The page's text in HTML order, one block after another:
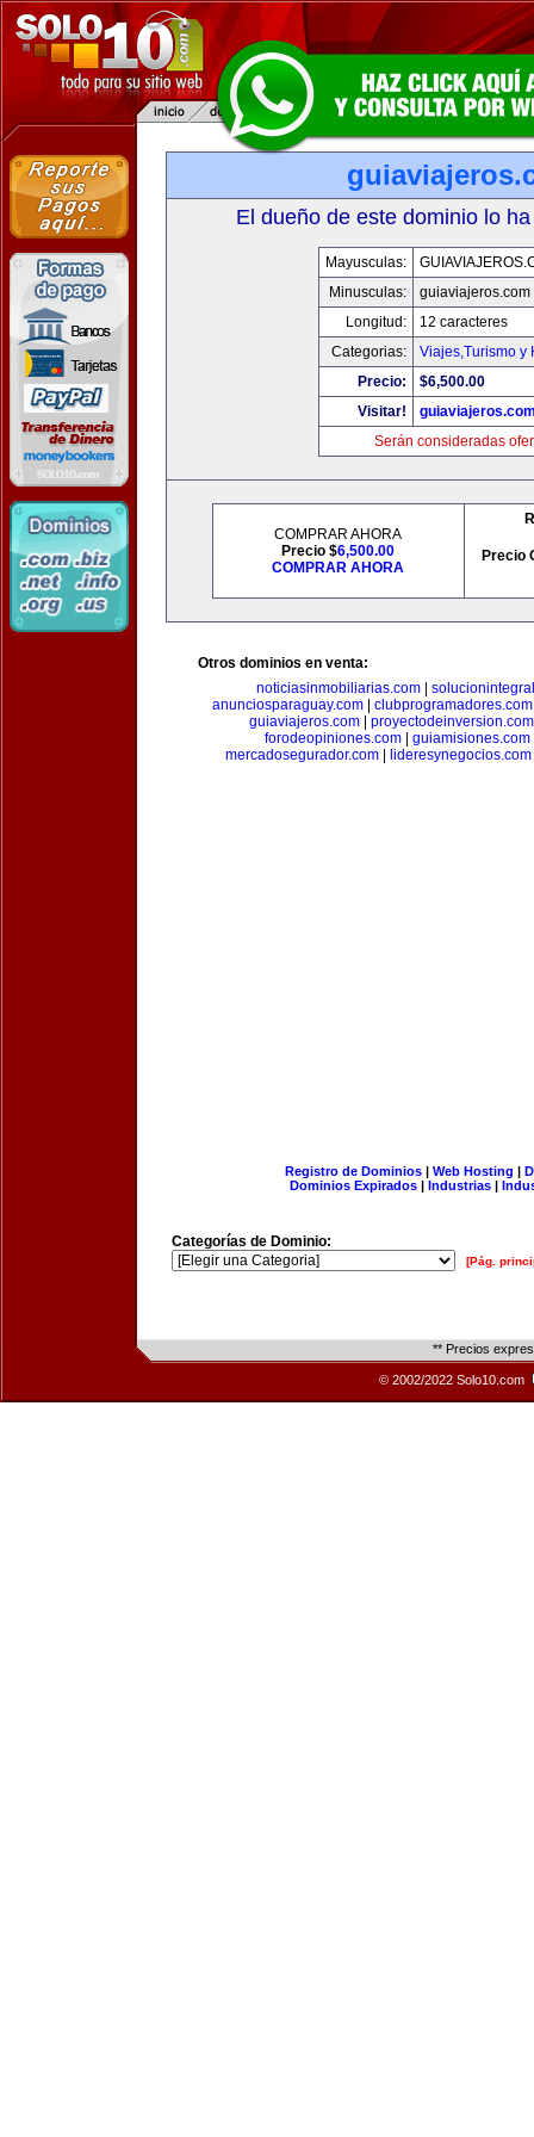
El dueño de este dominio lo
Mayusculas:
Minusculas:
guiaviajeros.com
Longitud:
12 caracteres
Categorias:
Viajes,Turismo y
Precio:
$6,500.00
Visitar!
Serán consideradas
COMPRAR AHORA
Precio $6,500.00
COMPRAR AHORA
Precio
Otros dominios en venta:
noticiasinmobiliarias.com
anunciosparaguay.com
clubprogramadores.com
guiaviajeros.com| proyectodeinversion.com
forodeopiniones.com
guiamisiones.com
mercadosegurador.com
lideresynegocios.com
Registro de Dominios| Web Hosting |
Dominios Expirados | Industrias |
Categorías de Dominio:
[Pág.
** Precios
© 2002/2022 Solo10.com